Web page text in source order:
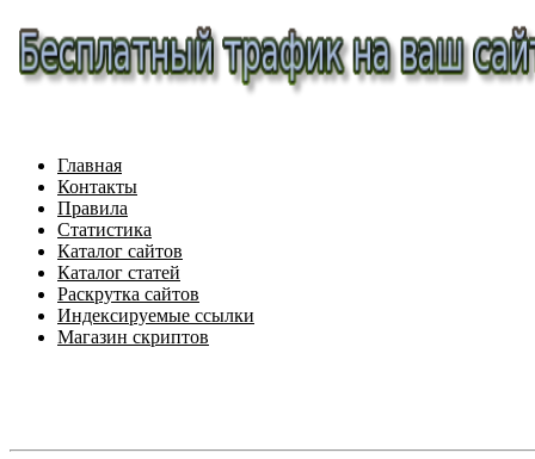
Главная
Контакты
Правила
Статистика
Каталог сайтов
Каталог статей
Раскрутка сайтов
Индексируемые ссылки
Магазин скриптов